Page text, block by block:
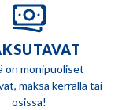
on monipuoliset
maksa kerralla tai
osissa!